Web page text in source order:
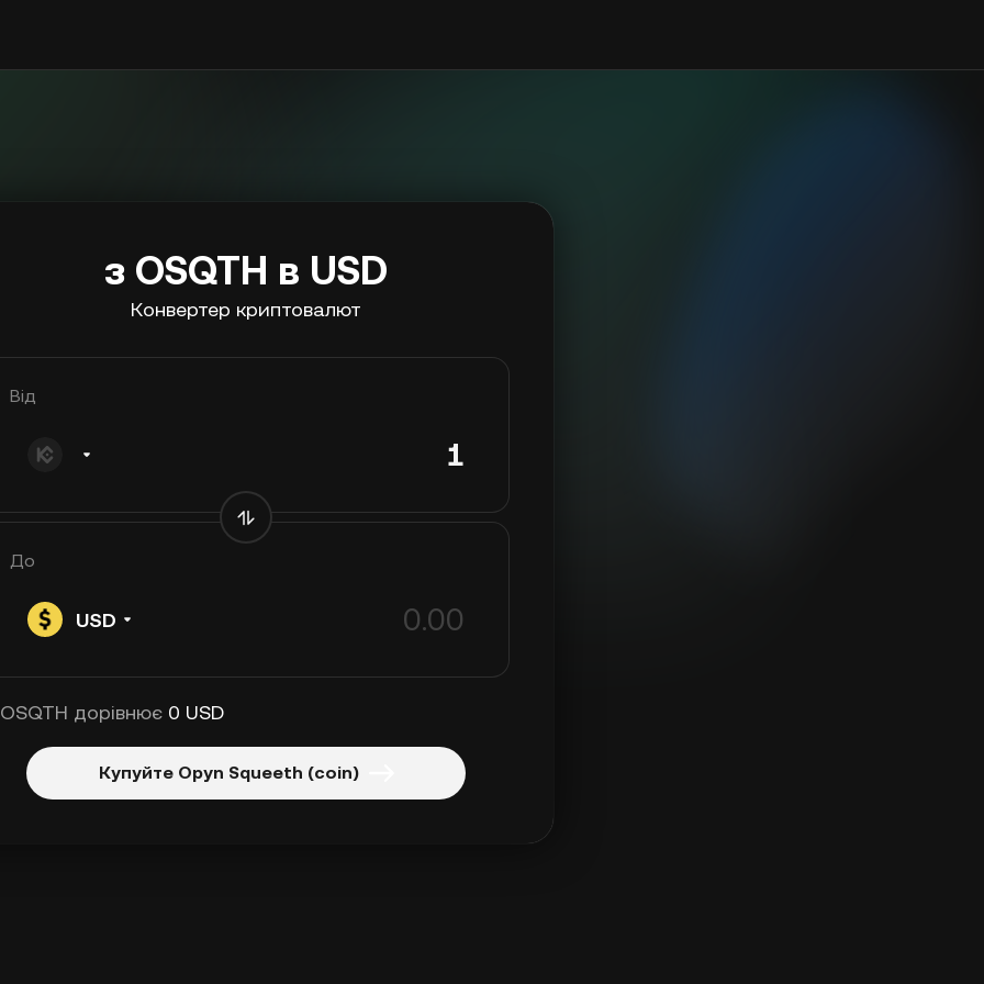
з OSQTH в USD
Конвертер криптовалют
Від
До
USD
дорівнює 0 USD
Купуйте Opyn Squeeth (coin)